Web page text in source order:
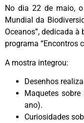
No dia 22 de maio,
Mundial da
Oceanos”, dedicada
programa “Encontros
A mostra integrou:
Desenhos
Maquetes
ano).
Curiosidades